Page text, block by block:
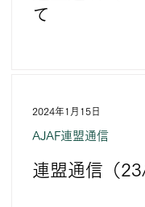
て
連盟通信（
AJAF連盟通信
2024年1月15日